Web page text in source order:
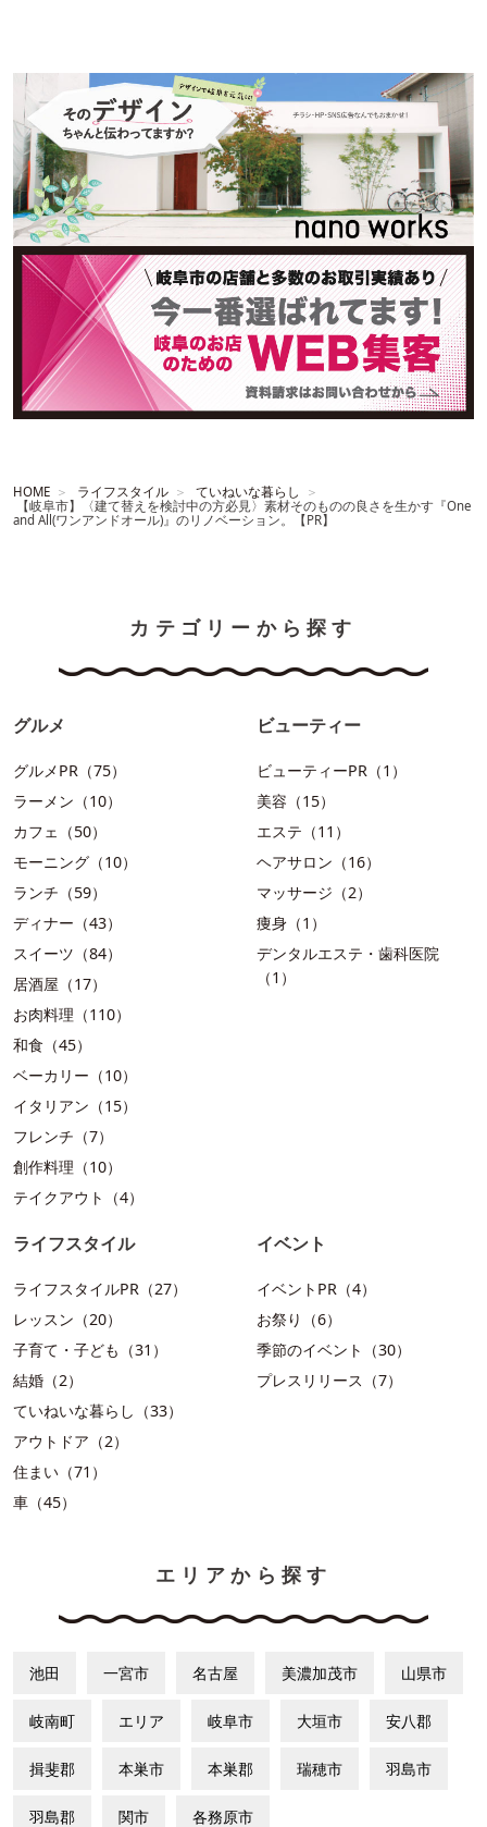
HOME ライフスタイル
ていねいな暮らし
【岐阜市】〈建て替えを検討中の方必見〉素材そのものの良さを生かす『One
and All(ワンアンドオール)』のリノベーション。【PR】
カテゴリーから探す
グルメ
グルメPR（75）
ラーメン（10）
カフェ（50）
モーニング（10）
ランチ（59）
ディナー（43）
スイーツ（84）
居酒屋（17）
お肉料理（110）
和食（45）
ベーカリー（10）
イタリアン（15）
フレンチ（7）
創作料理（10）
テイクアウト（4）
ビューティー
ビューティーPR（1）
美容（15）
エステ（11）
ヘアサロン（16）
マッサージ（2）
痩身（1）
デンタルエステ・歯科医院
（1）
ライフスタイル
ライフスタイルPR（27）
レッスン（20）
子育て・子ども（31）
結婚（2）
ていねいな暮らし（33）
アウトドア（2）
住まい（71）
車（45）
イベント
イベントPR（4）
お祭り（6）
季節のイベント（30）
プレスリリース（7）
エリアから探す
池田 一宮市 名古屋 美濃加茂市 山県市
岐南町 エリア 岐阜市 大垣市 安八郡
揖斐郡 本巣市 本巣郡 瑞穂市 羽島市
羽島郡 関市 各務原市